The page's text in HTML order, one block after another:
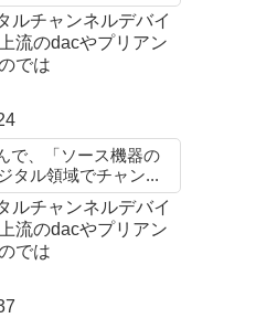
ルチャンネルデバイ
流のdacやプリアン
では
で、「ソース機器の
タル領域でチャン...
ルチャンネルデバイ
流のdacやプリアン
では